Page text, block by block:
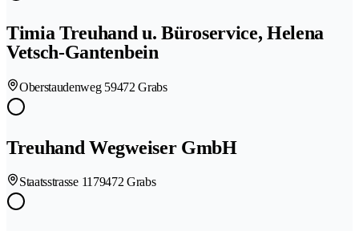
Timia Treuhand u. Büroservice, Helena
Vetsch-Gantenbein
Oberstaudenweg 59472 Grabs
Treuhand Wegweiser GmbH
Staatsstrasse 1179472 Grabs